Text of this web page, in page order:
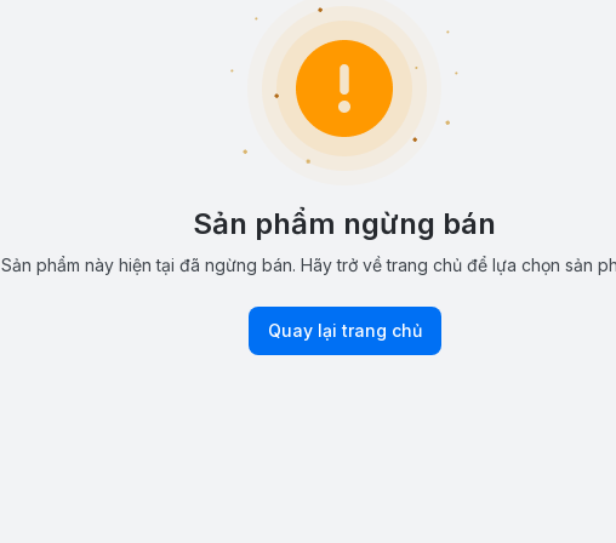
Sản phẩm ngừng bán
Sản phẩm này hiện tại đã ngừng bán. Hãy trở về trang chủ để lựa chọn sản
Quay lại trang chủ